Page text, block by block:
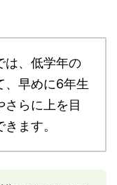
は、低学年の
、早めに6年生
さらに上を目
ます。